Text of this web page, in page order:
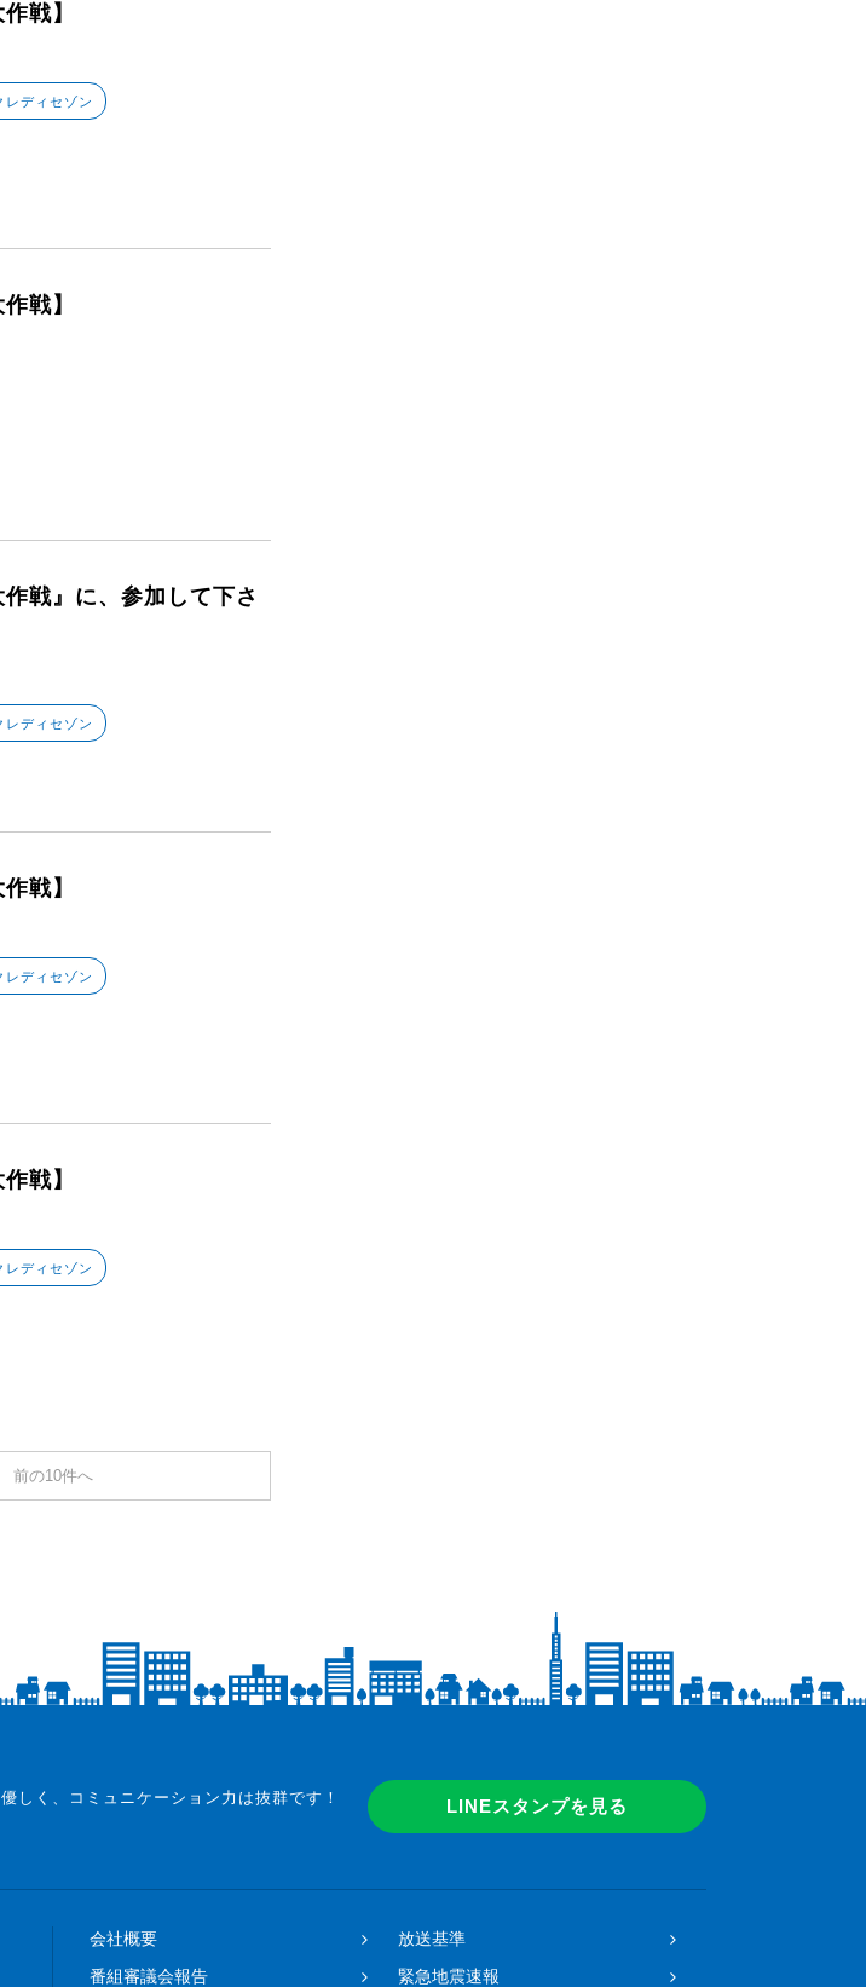
戦】
レディセゾン
戦】
戦』に、参加して下さ
レディセゾン
戦】
レディセゾン
戦】
レディセゾン
前の10件へ
しく、コミュニケーション力は抜群です！
LINEスタンプを見る
会社概要
放送基準
番組審議会報告
緊急地震速報